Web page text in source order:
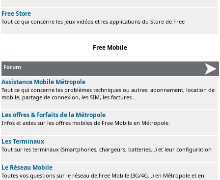
Free Store
Tout ce qui concerne les jeux vidéos et les applications du Store de Free
Free Mobile
Forum
Assistance Mobile Métropole
Tout ce qui concerne les problèmes techniques ou autres: abonnement, location de
mobile, partage de connexion, les SIM, les factures...
Les offres & forfaits de la Métropole
Infos et aides sur les offres mobiles de Free Mobile en Métropole.
Les Terminaux
Tout sur les terminaux (Smartphones, chargeurs, batteries...) et leur configuration
Le Réseau Mobile
Toutes vos questions sur le réseau de Free Mobile (3G/4G...) en Métropole et en